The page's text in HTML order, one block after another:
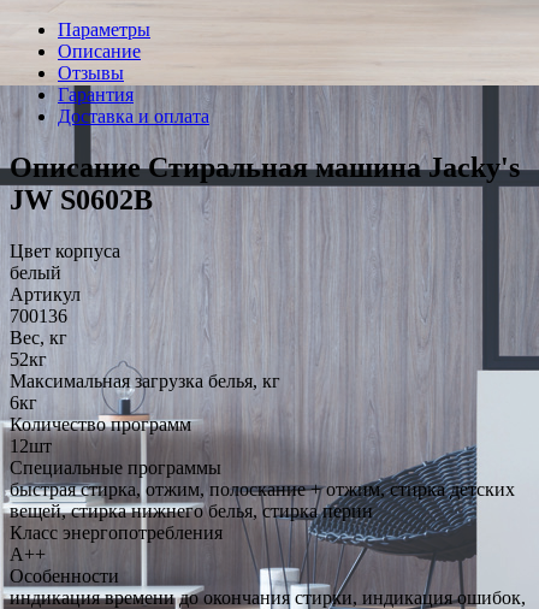
Параметры
Описание
Отзывы
Гарантия
Доставка и оплата
Описание Стиральная машина Jacky's
JW S0602B
Цвет корпуса
белый
Артикул
700136
Вес, кг
52кг
Максимальная загрузка белья, кг
6кг
Количество программ
12шт
Специальные программы
быстрая стирка, отжим, полоскание + отжим, стирка детских
вещей, стирка нижнего белья, стирка перин
Класс энергопотребления
A++
Особенности
индикация времени до окончания стирки, индикация ошибок,